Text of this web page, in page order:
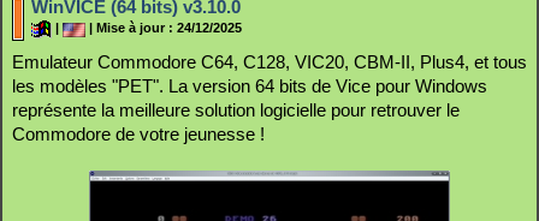
WinVICE (64 bits) v3.10.0
| Mise à jour : 24/12/2025
Emulateur Commodore C64, C128, VIC20, CBM-II, Plus4, et tous
les modèles "PET". La version 64 bits de Vice pour Windows
représente la meilleure solution logicielle pour retrouver le
Commodore de votre jeunesse !